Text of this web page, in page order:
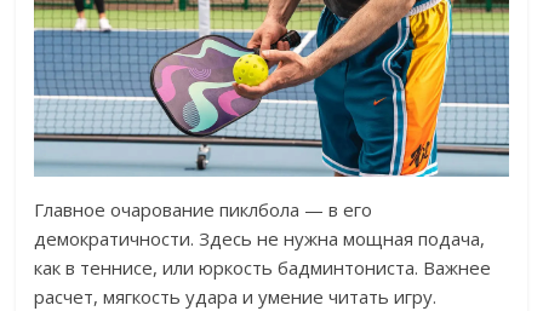
Главное очарование пиклбола — в его
демократичности. Здесь не нужна мощная подача,
как в теннисе, или юркость бадминтониста. Важнее
расчет, мягкость удара и умение читать игру.